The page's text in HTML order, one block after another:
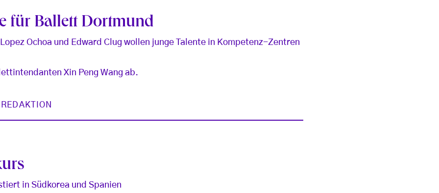
für Ballett Dortmund
Ochoa und Edward Clug wollen junge Talente in Kompetenz-Zentren
Xin Peng Wang ab.
in Südkorea und Spanien